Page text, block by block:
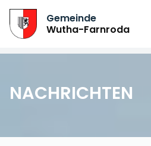
Gemeinde
Wutha-Farnroda
NACHRICHTEN